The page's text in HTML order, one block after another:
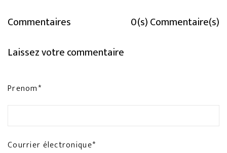
Commentaires
0(s) Commentaire(s)
Laissez votre commentaire
Prenom*
Courrier électronique*